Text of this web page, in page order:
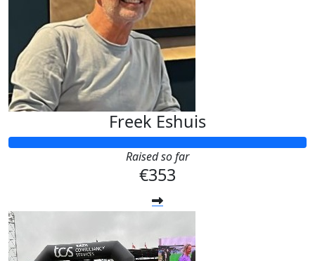
Freek Eshuis
Raised so far
€353